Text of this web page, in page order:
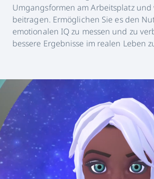
Umgangsformen am Arbeitsplatz
beitragen. Ermöglichen Sie es den
emotionalen IQ zu messen und zu
bessere Ergebnisse im realen Leben